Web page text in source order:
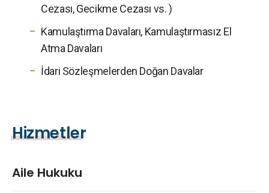
Cezası, Gecikme Cezası vs. )
Kamulaştırma Davaları, Kamulaştırmasız El
Atma Davaları
İdari Sözleşmelerden Doğan Davalar
Hizmetler
Aile Hukuku